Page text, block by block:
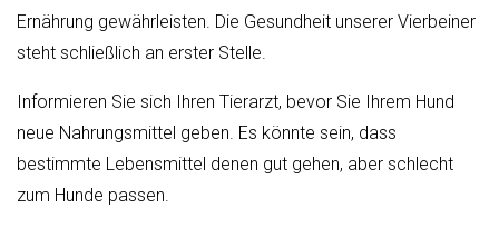
Ernährung gewährleisten. Die Gesundheit unserer Vierbeiner
steht schließlich an erster Stelle.
Informieren Sie sich Ihren Tierarzt, bevor Sie Ihrem Hund
neue Nahrungsmittel geben. Es könnte sein, dass
bestimmte Lebensmittel denen gut gehen, aber schlecht
zum Hunde passen.